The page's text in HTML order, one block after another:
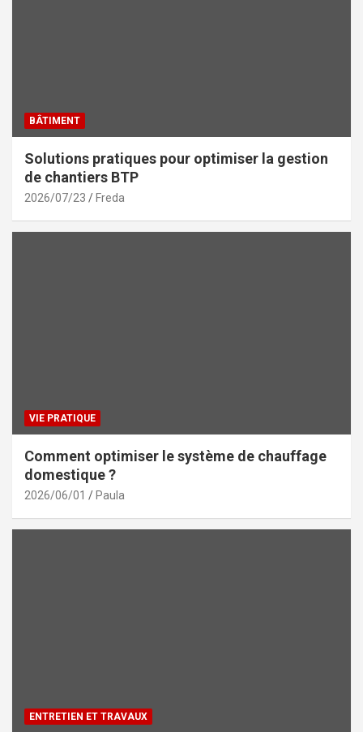
BÂTIMENT
Solutions pratiques pour optimiser la gestion
de chantiers BTP
2026/07/23 Freda
VIE PRATIQUE
Comment optimiser le système de chauffage
domestique ?
2026/06/01 Paula
ENTRETIEN ET TRAVAUX